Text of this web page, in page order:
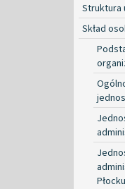
Struktura
Skład
Płocku